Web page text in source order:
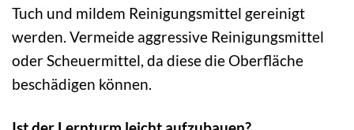
Tuch und mildem Reinigungsmittel gereinigt
werden. Vermeide aggressive Reinigungsmittel
oder Scheuermittel, da diese die Oberfläche
beschädigen können.